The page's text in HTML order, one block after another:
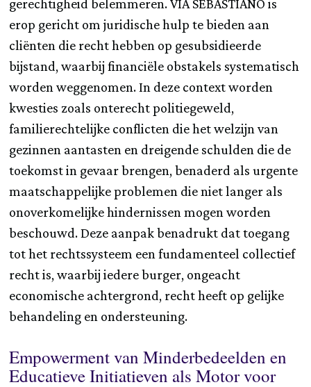
gerechtigheid belemmeren. VIA SEBASTIANO is
erop gericht om juridische hulp te bieden aan
cliënten die recht hebben op gesubsidieerde
bijstand, waarbij financiële obstakels systematisch
worden weggenomen. In deze context worden
kwesties zoals onterecht politiegeweld,
familierechtelijke conflicten die het welzijn van
gezinnen aantasten en dreigende schulden die de
toekomst in gevaar brengen, benaderd als urgente
maatschappelijke problemen die niet langer als
onoverkomelijke hindernissen mogen worden
beschouwd. Deze aanpak benadrukt dat toegang
tot het rechtssysteem een fundamenteel collectief
recht is, waarbij iedere burger, ongeacht
economische achtergrond, recht heeft op gelijke
behandeling en ondersteuning.
Empowerment van Minderbedeelden en
Educatieve Initiatieven als Motor voor